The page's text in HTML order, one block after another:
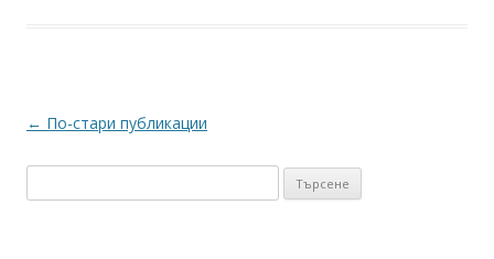
Навигация
← По-стари публикации
за: